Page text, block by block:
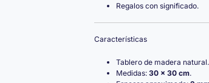
Regalos con significado.
Características
Tablero de madera natural.
Medidas: 30 × 30 cm.